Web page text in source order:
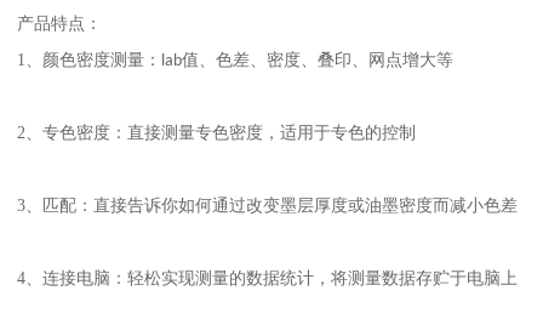
产品特点：
1
颜色密度测量 ： lab值、色差、密度、叠印、网点增大等
2 、专色密度 ：直接测量专色密度，适用于专色的控制
3 匹配 ：直接告诉你如何通过改变墨层厚度或油墨密度而减小色差
4 、连接电脑 ：轻松实现测量的数据统计，将测量数据存贮于电脑上